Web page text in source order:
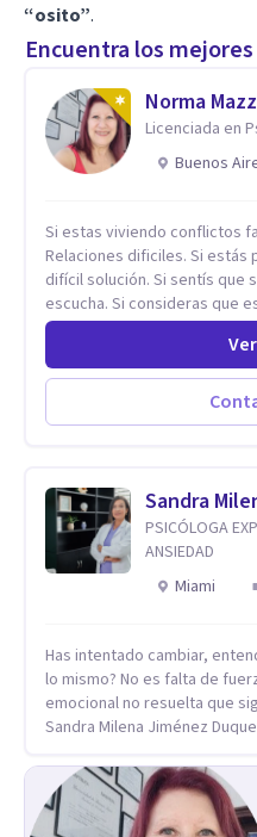
“osito”.
Encuentra los
Norma
Licenciada en
Buenos
Si estas viviendo conflictos
Relaciones dificiles. Si estás
difícil solución. Si sentís que
escucha. Si consideras que
comprensión. Si no logras
sueños, deseos. Si pensás
grave, pero podría ayudar.
intención es hacer algo con lo que
en comunicarte a fin de
Sandra
PSICÓLOGA
ANSIEDAD
Miami
Has intentado cambiar,
lo mismo? No es falta de
emocional no resuelta que sigue
Sandra Milena Jiménez
profesionales más
ansiedad, la baja
conflictos de pareja. Ha trabajado con pacientes en